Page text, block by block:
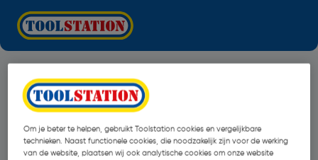
Om je beter te helpen, gebruikt Toolstation cookies en vergelijkbare
technieken. Naast functionele cookies, die noodzakelijk zijn voor de werking
van de website, plaatsen wij ook analytische cookies om onze website